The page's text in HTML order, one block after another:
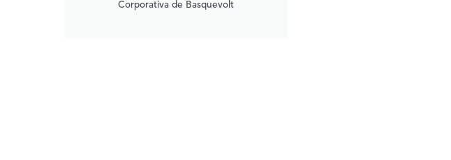
Corporativa de Basquevolt